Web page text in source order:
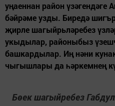
уңаеннан район
бәйрәме узды. Биредә
җирле шагыйрьләребез
укыдылар, районыбыз
башкардылар. Иң нәни
чыгышлары да һәркемнең
Бөек шагыйребез